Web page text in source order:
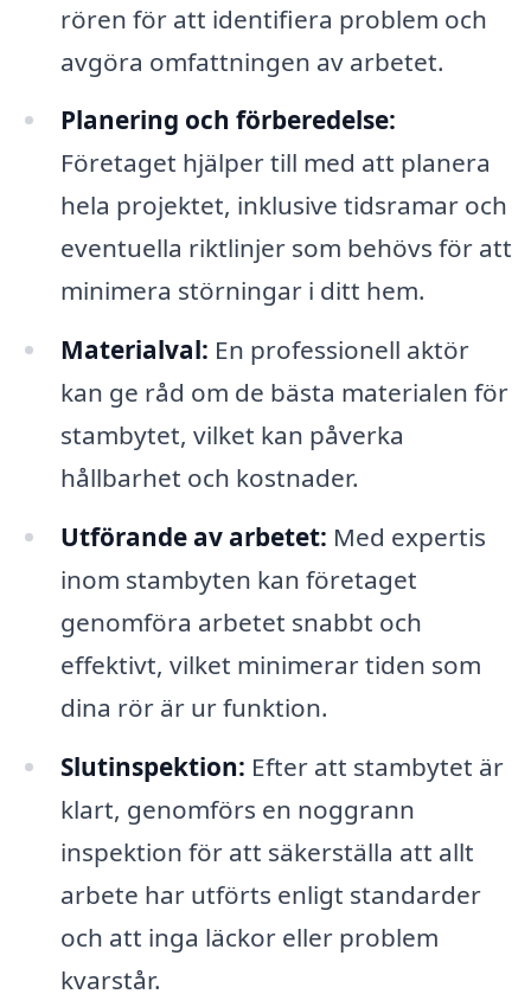
rören för att identifiera problem och
avgöra omfattningen av arbetet.
Planering och förberedelse:
Företaget hjälper till med att planera
hela projektet, inklusive tidsramar och
eventuella riktlinjer som behövs för att
minimera störningar i ditt hem.
Materialval: En professionell aktör
kan ge råd om de bästa materialen för
stambytet, vilket kan påverka
hållbarhet och kostnader.
Utförande av arbetet: Med expertis
inom stambyten kan företaget
genomföra arbetet snabbt och
effektivt, vilket minimerar tiden som
dina rör är ur funktion.
Slutinspektion: Efter att stambytet är
klart, genomförs en noggrann
inspektion för att säkerställa att allt
arbete har utförts enligt standarder
och att inga läckor eller problem
kvarstår.